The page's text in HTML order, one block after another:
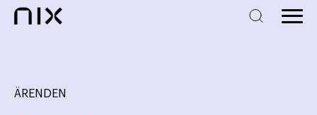
ÄRENDEN